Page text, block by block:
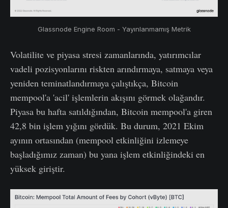
Glassnode Engine Room - Yayınlanmamış Metrik
Volatilite ve piyasa stresi zamanlarında, yatırımcılar
vadeli pozisyonlarını riskten arındırmaya, satmaya veya
yeniden teminatlandırmaya çalıştıkça, Bitcoin
mempool'a 'acil' işlemlerin akışını görmek olağandır.
Piyasa bu hafta satıldığından, Bitcoin mempool'a giren
42,8 bin işlem yığını gördük. Bu durum, 2021 Ekim
ayının ortasından (mempool etkinliğini izlemeye
başladığımız zaman) bu yana işlem etkinliğindeki en
yüksek giriştir.